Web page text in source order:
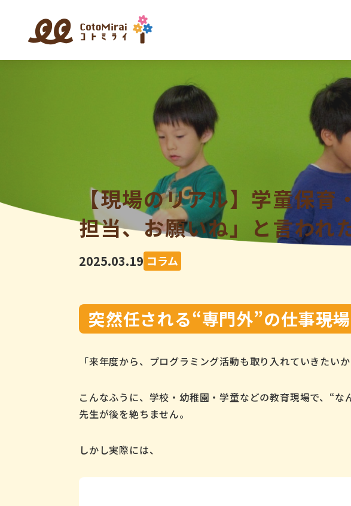
【現場のリアル】学童保
担当、お願いね」と言われ
2025.03.19 コラム
突然任される“専門外”の仕事――現
「来年度から、プログラミング活動も取り入れていきたい
こんなふうに、学校・幼稚園・学童などの教育現場で、“
先生が後を絶ちません。
しかし実際には、